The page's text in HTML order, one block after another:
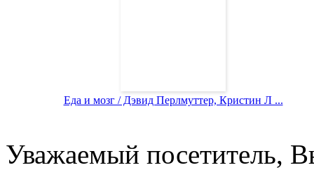
Еда и мозг / Дэвид Перлмуттер, Кристин Л ...
Уважаемый посетитель,